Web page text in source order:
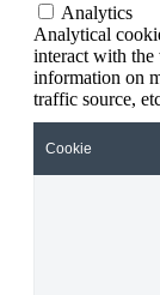
Analytics
Analytical
interact with the
information on
traffic source,
Cookie